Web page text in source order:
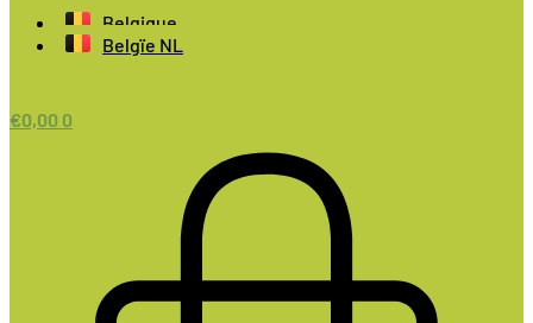
Belgique
Belgïe NL
€0,00 0